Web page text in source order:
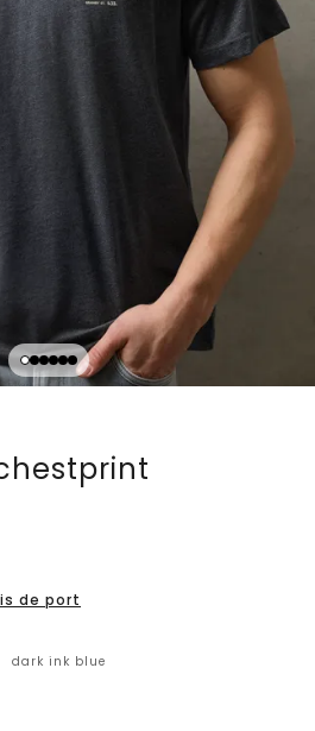
de port
dark ink blue